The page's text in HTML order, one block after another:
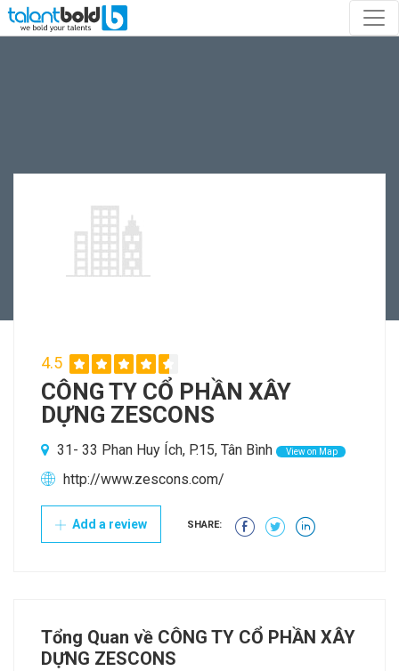
4.5
CÔNG TY CỔ PHẦN XÂY
DỰNG ZESCONS
31- 33 Phan Huy Ích, P.15, Tân Bình View on Map
http://www.zescons.com/
Add a review SHARE:
Tổng Quan về CÔNG TY CỔ PHẦN XÂY
DỰNG ZESCONS